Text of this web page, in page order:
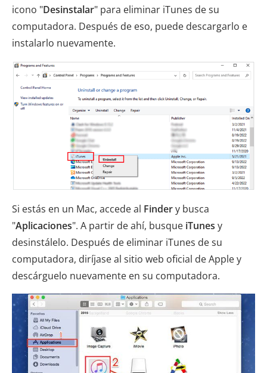
icono "Desinstalar" para eliminar iTunes de su
computadora. Después de eso, puede descargarlo e
instalarlo nuevamente.
Si estás en un Mac, accede al Findery busca
"Aplicaciones". A partir de ahí, busque iTunes y
desinstálelo. Después de eliminar iTunes de su
computadora, diríjase al sitio web oficial de Apple y
descárguelo nuevamente en su computadora.